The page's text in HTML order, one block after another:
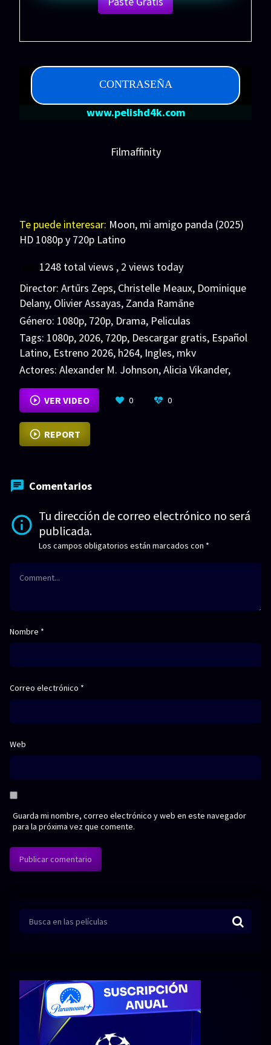
CONTRASEÑA
www.pelishd4k.com
Filmaffinity
Te puede interesar: Moon, mi amigo panda (2025)
HD 1080p y 720p Latino
1248 total views , 2 views today
Director: Artūrs Zeps, Christelle Meaux, Dominique
Delany, Olivier Assayas, Zanda Ramāne
Género: 1080p, 720p, Drama, Peliculas
Tags: 1080p, 2026, 720p, Descargar gratis, Español
Latino, Estreno 2026, h264, Ingles, mkv
Actores: Alexander M. Johnson,Alicia Vikander,
Andreas Pumilia
VER VIDEO 0 0
REPORT
Comentarios
Tu dirección de correo electrónico no será
publicada.
Los campos obligatorios están marcados con *
Nombre *
Correo electrónico *
Web
Guarda mi nombre, correo electrónico y web en este navegador
para la próxima vez que comente.